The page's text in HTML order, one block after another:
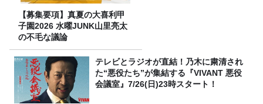
【募集要項】真夏の大喜利甲
子園2026 水曜JUNK山里亮太
の不毛な議論
テレビとラジオが直結！乃木に粛清され
た“悪役たち”が集結する『VIVANT 悪役
会議室』7/26(日)23時スタート！